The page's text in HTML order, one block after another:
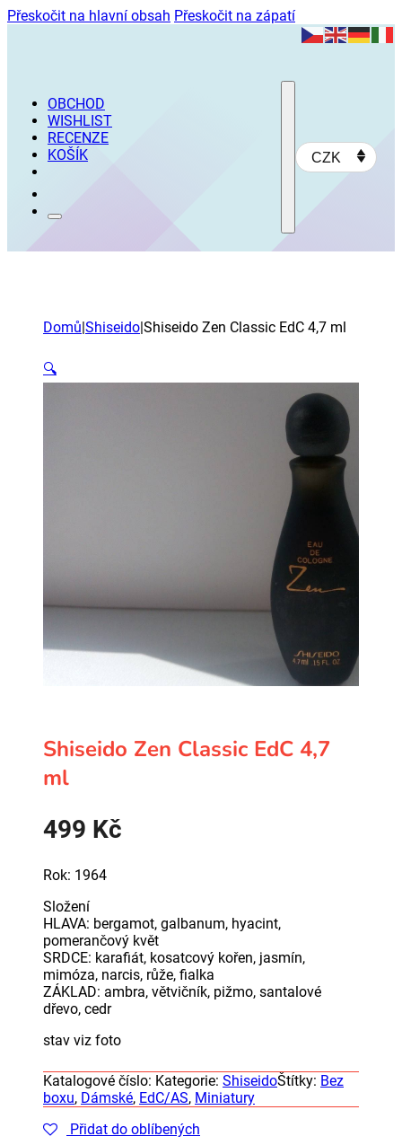
Přeskočit na hlavní obsah Přeskočit na zápatí
OBCHOD
WISHLIST
RECENZE
KOŠÍK
CZK
Domů|Shiseido|Shiseido Zen Classic EdC 4,7 ml
🔍
Shiseido Zen Classic EdC 4,7
ml
499 Kč
Rok: 1964
Složení
HLAVA: bergamot, galbanum, hyacint,
pomerančový květ
SRDCE: karafiát, kosatcový kořen, jasmín,
mimóza, narcis, růže, fialka
ZÁKLAD: ambra, větvičník, pižmo, santalové
dřevo, cedr
stav viz foto
Katalogové číslo: Kategorie: ShiseidoŠtítky: Bez
boxu, Dámské, EdC/AS, Miniatury
Přidat do oblíbených